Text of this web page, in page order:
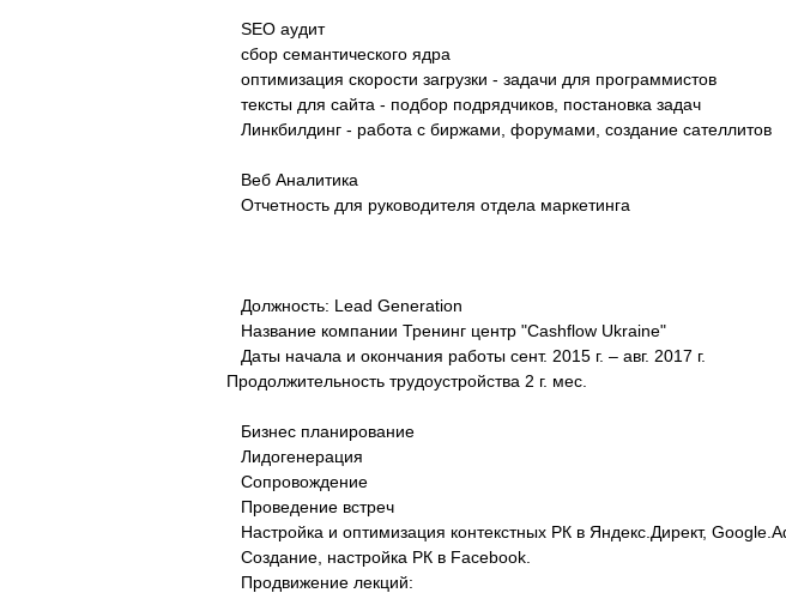
SEO аудит
сбор семантического ядра
оптимизация скорости загрузки - задачи для программистов
тексты для сайта - подбор подрядчиков, постановка задач
Линкбилдинг - работа с биржами, форумами, создание сателлитов
Веб Аналитика
Отчетность для руководителя отдела маркетинга
Должность: Lead Generation
Название компании Тренинг центр "Cashflow Ukraine"
Даты начала и окончания работы сент. 2015 г. – авг. 2017 г.
Продолжительность трудоустройства 2 г. мес.
Бизнес планирование
Лидогенерация
Сопровождение
Проведение встреч
Настройка и оптимизация контекстных РК в Яндекс.Директ,
Создание, настройка РК в Facebook.
Продвижение лекций: